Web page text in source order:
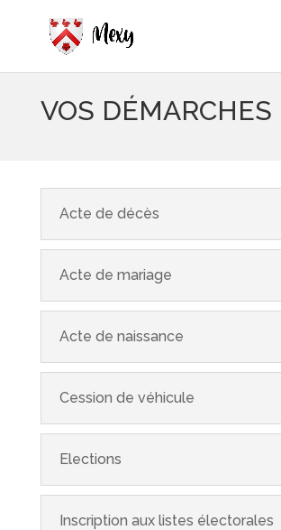
VOS DÉMARCHES
Acte de décès
Acte de mariage
Acte de naissance
Cession de véhicule
Elections
Inscription aux listes électorales